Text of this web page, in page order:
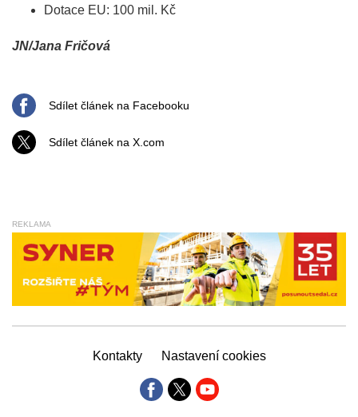
Dotace EU: 100 mil. Kč
JN/Jana Fričová
Sdílet článek na Facebooku
Sdílet článek na X.com
REKLAMA
Kontakty Nastavení cookies